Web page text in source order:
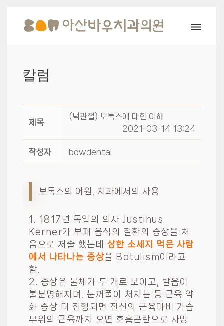
칼럼
제목
(턱관절) 보톡스에 대한 이해
2021-03-14 13:24
작성자 bowdental
보톡스의 어원, 치과에서의 사용
1. 1817년 독일의 의사 Justinus
Kerner가 부패 음식의 질환의 증상을 처
음으로 저술 했는데 상한 소세지 먹은 사람
에서 나타나는 증상을 Botulism이라고
함.
2. 증상은 물체가 두 개로 보이고, 발음이
불분명해지며. 눈꺼풀이 처지는 등 근육 약
화 증상 더 진행되면 전신의 근육마비 가슴
부위의 근육까지 오면 호흡곤란으로 사망